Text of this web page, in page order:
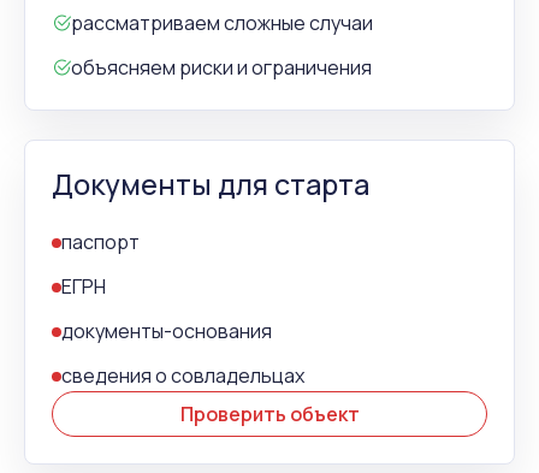
рассматриваем сложные случаи
объясняем риски и ограничения
Документы для старта
паспорт
ЕГРН
документы-основания
сведения о совладельцах
Проверить объект